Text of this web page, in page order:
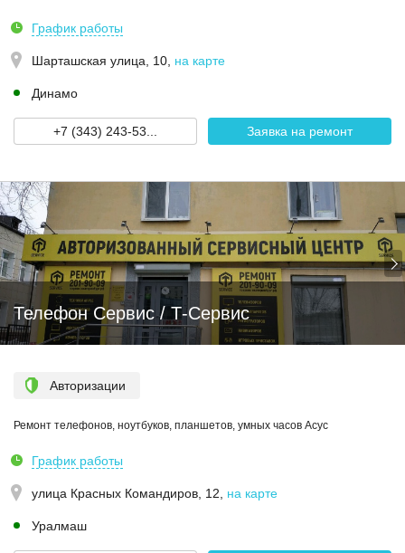
График работы
Шарташская улица, 10 на карте
Динамо
+7 (343) 243-53... Заявка на ремонт
Телефон Сервис / Т-Сервис
Авторизации
Ремонт телефонов, ноутбуков, планшетов, умных часов Асус
График работы
улица Красных Командиров, 12 на карте
Уралмаш